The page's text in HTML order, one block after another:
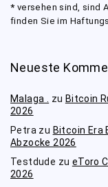
*versehen sind, sind
finden Sie im
Neueste
Malaga . zu Bitcoin
2026
Petra zu Bitcoin Era
Abzocke 2026
Testdude zu eToro
2026